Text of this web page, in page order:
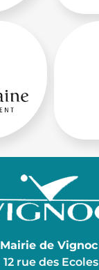
Mairie de Vignoc
12 rue des Ecoles